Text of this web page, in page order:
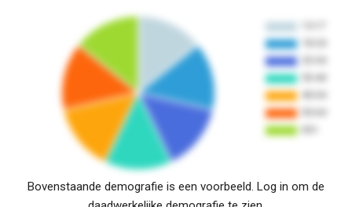
Bovenstaande demografie is een voorbeeld. Log in om de